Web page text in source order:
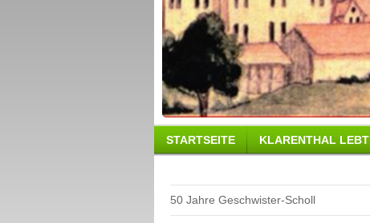
STARTSEITE KLARENTHAL LEBT
50 Jahre Geschwister-Scholl